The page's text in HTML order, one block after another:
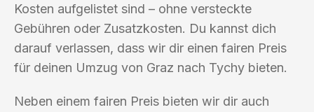
Kosten aufgelistet sind – ohne versteckte
Gebühren oder Zusatzkosten. Du kannst dich
darauf verlassen, dass wir dir einen fairen Preis
für deinen Umzug von Graz nach Tychy bieten.
Neben einem fairen Preis bieten wir dir auch